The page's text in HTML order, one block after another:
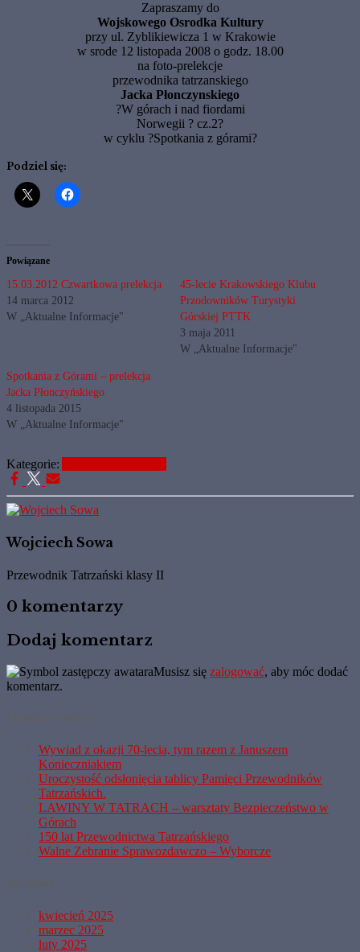
Zapraszamy do
Wojskowego Osrodka Kultury
przy ul. Zyblikiewicza 1 w Krakowie
w srode 12 listopada 2008 o godz. 18.00
na foto-prelekcje
przewodnika tatrzanskiego
Jacka Płonczynskiego
?W górach i nad fiordami
Norwegii ? cz.2?
w cyklu ?Spotkania z górami?
Podziel się:
Powiązane
15.03.2012 Czwartkowa prelekcja
14 marca 2012
W „Aktualne Informacje"
45-lecie Krakowskiego Klubu
Przodowników Turystyki
Górskiej PTTK
3 maja 2011
W „Aktualne Informacje"
Spotkania z Górami – prelekcja
Jacka Płonczyńskiego
4 listopada 2015
W „Aktualne Informacje"
Kategorie:
Wojciech Sowa
Przewodnik Tatrzański klasy II
0 komentarzy
Dodaj komentarz
Musisz się zalogować, aby móc dodać
komentarz.
Wywiad z okazji 70-lecia, tym razem z Januszem
Konieczniakiem
Uroczystość odsłonięcia tablicy Pamięci Przewodników
Tatrzańskich.
LAWINY W TATRACH – warsztaty Bezpieczeństwo w
Górach
150 lat Przewodnictwa Tatrzańskiego
Walne Zebranie Sprawozdawczo – Wyborcze
kwiecień 2025
marzec 2025
luty 2025